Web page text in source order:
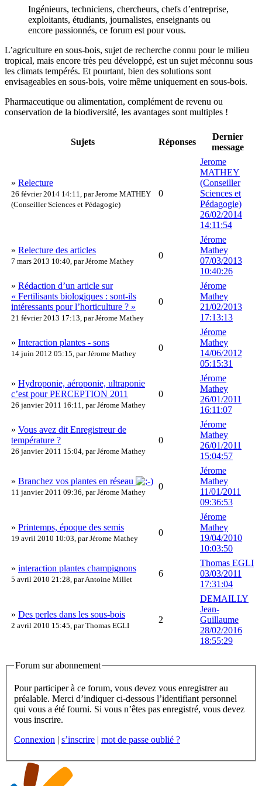
Ingénieurs, techniciens, chercheurs, chefs d’entreprise,
exploitants, étudiants, journalistes, enseignants ou
encore passionnés, ce forum est pour vous.
L’agriculture en sous-bois, sujet de recherche connu pour le milieu
tropical, mais encore très peu développé, est un sujet méconnu sous
les climats tempérés. Et pourtant, bien des solutions sont
envisageables en sous-bois, voire même uniquement en sous-bois.
Pharmaceutique ou alimentation, complément de revenu ou
conservation de la biodiversité, les avantages sont multiples !
Sujets Réponses
Dernier
message
» Relecture
26 février 2014 14:11, parJerome MATHEY
(Conseiller Sciences et Pédagogie)
0
Jerome
MATHEY
(Conseiller
Sciences et
Pédagogie)
26/02/2014
14:11:54
» Relecture des articles
7 mars 2013 10:40, parJérome Mathey
0
Jérome
Mathey
07/03/2013
10:40:26
» Rédaction d’un article sur
« Fertilisants biologiques : sont-ils
intéressants pour l’horticulture ? »
21 février 2013 17:13, parJérome Mathey
0
Jérome
Mathey
21/02/2013
17:13:13
» Interaction plantes - sons
14 juin 2012 05:15, parJérome Mathey
0
Jérome
Mathey
14/06/2012
05:15:31
» Hydroponie, aéroponie, ultraponie
c’est pour PERCEPTION 2011
26 janvier 2011 16:11, parJérome Mathey
0
Jérome
Mathey
26/01/2011
16:11:07
» Vous avez dit Enregistreur de
température ?
26 janvier 2011 15:04, parJérome Mathey
0
Jérome
Mathey
26/01/2011
15:04:57
» Branchez vos plantes en réseau
11 janvier 2011 09:36, parJérome Mathey
0
Jérome
Mathey
11/01/2011
09:36:53
» Printemps, époque des semis
19 avril 2010 10:03, parJérome Mathey
0
Jérome
Mathey
19/04/2010
10:03:50
» interaction plantes champignons
5 avril 2010 21:28, parAntoine Millet
6
Thomas EGLI
03/03/2011
17:31:04
» Des perles dans les sous-bois
2 avril 2010 15:45, parThomas EGLI
2
DEMAILLY
Jean-
Guillaume
28/02/2016
18:55:29
Forum sur abonnement
Pour participer à ce forum, vous devez vous enregistrer au
préalable. Merci d’indiquer ci-dessous l’identifiant personnel
qui vous a été fourni. Si vous n’êtes pas enregistré, vous devez
vous inscrire.
Connexion | s’inscrire | mot de passe oublié ?